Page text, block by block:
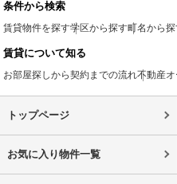
条件から検索
賃貸物件を探す学区から探す町名から
賃貸について知る
お部屋探しから契約までの流れ不動産
トップページ
お気に入り物件一覧